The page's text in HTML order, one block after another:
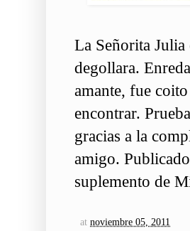
La Señorita
degollara.
amante, fue
encontrar.
gracias a la
amigo.
suplemento de
at noviembre 05, 2011